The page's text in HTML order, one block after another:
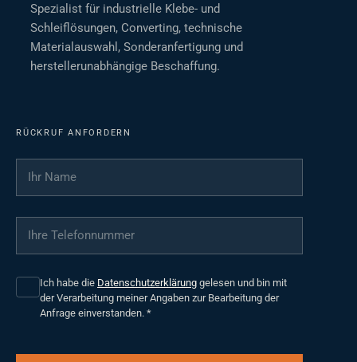
Spezialist für industrielle Klebe- und
Schleiflösungen, Converting, technische
Materialauswahl, Sonderanfertigung und
herstellerunabhängige Beschaffung.
RÜCKRUF ANFORDERN
Ihr Name
Ihre Telefonnummer
Ich habe die Datenschutzerklärung gelesen und bin mit
der Verarbeitung meiner Angaben zur Bearbeitung der
Anfrage einverstanden. *